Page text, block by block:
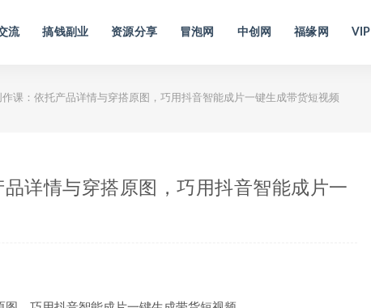
流 搞钱副业 资源分享 冒泡网 中创网 福缘网 VIP
课：依托产品详情与穿搭原图，巧用抖音智能成片一键生成带货短视频
详情与穿搭原图，巧用抖音智能成片一